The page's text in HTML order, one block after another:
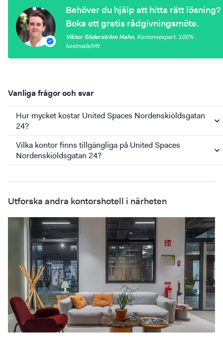
Behöver du hjälp att hitta rätt lösning?
Boka ett gratis rådgivningsmöte.
Viktor Söderström Hahn, Kontorsexpert. 100%
kostnadsfritt
Vanliga frågor och svar
Hur mycket kostar United Spaces Nordenskiöldsgatan
24?
Vilka kontor finns tillgängliga på United Spaces
Nordenskiöldsgatan 24?
Utforska andra kontorshotell i närheten